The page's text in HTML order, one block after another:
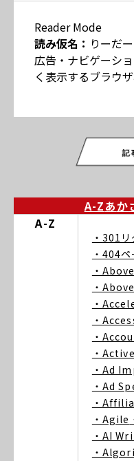
Reader Mode
読み仮名： りーだ
広告・ナビゲーシ
く表示するブラウ
記
A-Zあか
A-Z
・301
・404
・
・
・
・
・
・
・Ad
・Ad
・
・Agile
・AI
・